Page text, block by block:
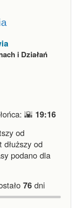
i Działań
🌇 19:16
od
dłuższy od
podano dla
76 dni